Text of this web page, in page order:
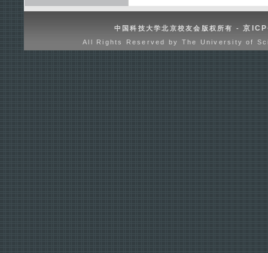
中国科技大学北京校友会版权所有 -京
All Rights Reserved by The University of